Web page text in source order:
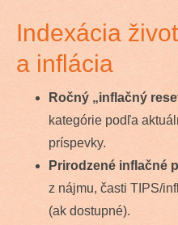
Indexácia
a inflácia
Ročný „inflačný
kategórie podľa
príspevky.
Prirodzené inflačné
z nájmu, časti TIPS/
(ak dostupné).